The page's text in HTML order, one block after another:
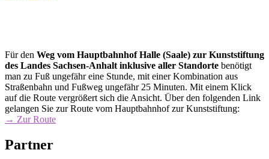
Für den Weg vom Hauptbahnhof Halle (Saale) zur Kunststiftung
des Landes Sachsen-Anhalt inklusive aller Standorte benötigt
man zu Fuß ungefähr eine Stunde, mit einer Kombination aus
Straßenbahn und Fußweg ungefähr 25 Minuten. Mit einem Klick
auf die Route vergrößert sich die Ansicht. Über den folgenden Link
gelangen Sie zur Route vom Hauptbahnhof zur Kunststiftung:
→ Zur Route
Partner